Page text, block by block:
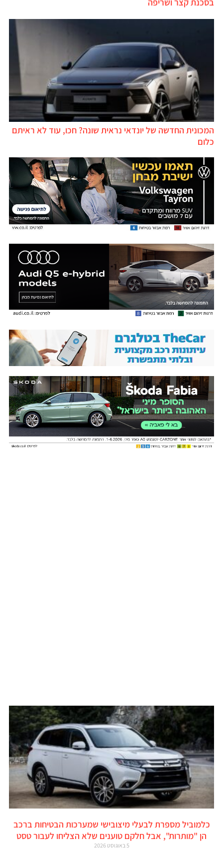
בסכנת קצר ושריפה
המכונית החדשה של יונדאי נראית שונה? חכו, עוד לא ראיתם
כלום
כלמוביל מספרת לבעלי מיצובישי שמערכות הבטיחות ברכב
הן "מותרות", אבל חלקם טוענים שלא הצליחו לעבור טסט
5 באוגוסט 2026